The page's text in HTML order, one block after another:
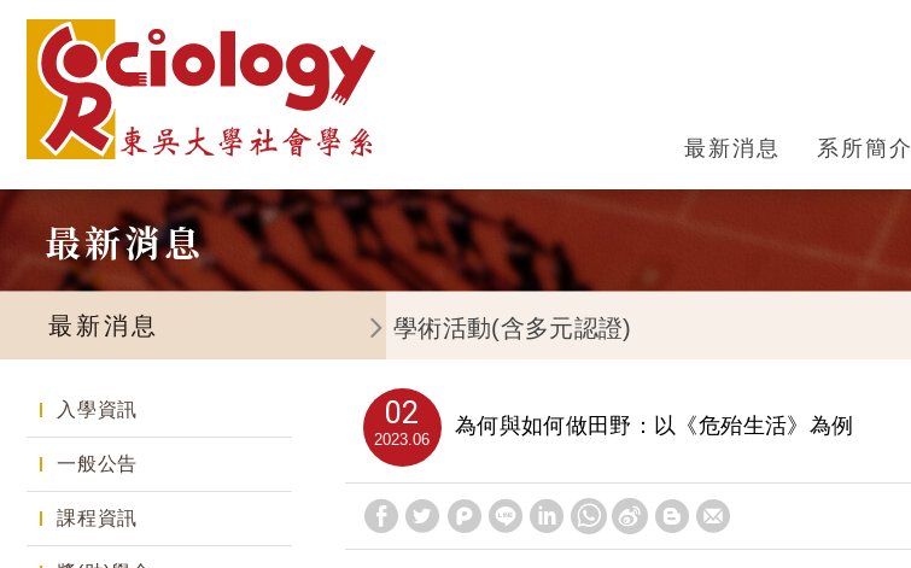
最新消息 系所簡介
最新消息
最新消息
入學資訊
一般公告
課程資訊
學術活動(含多元認證)
02
06
2023
為何與如何做田野：以《危殆生活》為例